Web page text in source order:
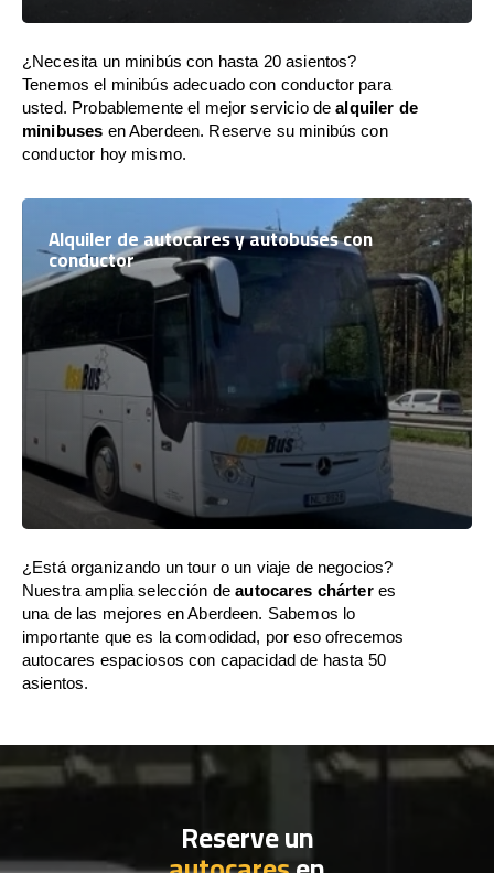
¿Necesita un minibús con hasta 20 asientos?
Tenemos el minibús adecuado con conductor para
usted. Probablemente el mejor servicio dealquiler de
minibuses en Aberdeen. Reserve su minibús con
conductor hoy mismo.
Alquiler de autocares y autobuses con
conductor
¿Está organizando un tour o un viaje de negocios?
Nuestra amplia selección deautocares chárteres
una de las mejores en Aberdeen. Sabemos lo
importante que es la comodidad, por eso ofrecemos
autocares espaciosos con capacidad de hasta 50
asientos.
Reserve un